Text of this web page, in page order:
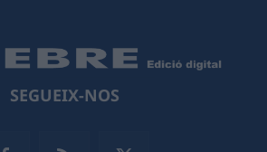
SEGUEIX-NOS